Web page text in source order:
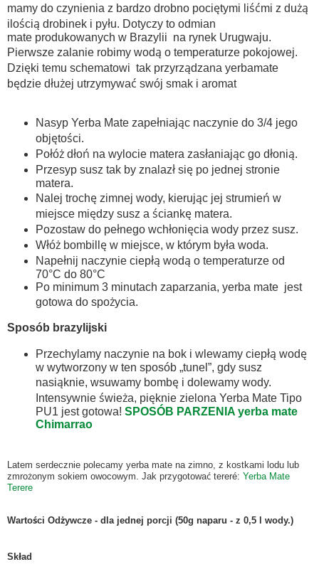
mamy do czynienia z bardzo drobno pociętymi liśćmi z dużą
ilością drobinek i pyłu. Dotyczy to odmian
mate produkowanych w Brazylii na rynek Urugwaju.
Pierwsze zalanie robimy wodą o temperaturze pokojowej.
Dzięki temu schematowi tak przyrządzana yerbamate
będzie dłużej utrzymywać swój smak i aromat
Nasyp Yerba Mate zapełniając naczynie do 3/4 jego
objętości.
Połóż dłoń na wylocie matera zasłaniając go dłonią.
Przesyp susz tak by znalazł się po jednej stronie
matera.
Nalej trochę zimnej wody, kierując jej strumień w
miejsce między susz a ściankę matera.
Pozostaw do pełnego wchłonięcia wody przez susz.
Włóż bombillę w miejsce, w którym była woda.
Napełnij naczynie ciepłą wodą o temperaturze od
70°C do 80°C
Po minimum 3 minutach zaparzania, yerba mate jest
gotowa do spożycia.
Sposób brazylijski
Przechylamy naczynie na bok i wlewamy ciepłą wodę
w wytworzony w ten sposób „tunel”, gdy susz
nasiąknie, wsuwamy bombę i dolewamy wody.
Intensywnie świeża, pięknie zielona Yerba Mate Tipo
PU1 jest gotowa! SPOSÓB PARZENIA yerba mate
Chimarrao
Latem serdecznie polecamy yerba mate na zimno, z kostkami lodu lub
zmrożonym sokiem owocowym. Jak przygotować tereré: Yerba Mate
Terere
Wartości Odżywcze - dla jednej porcji (50g naparu - z 0,5 l wody.)
Skład